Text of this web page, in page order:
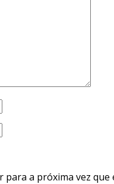
para a próxima vez que